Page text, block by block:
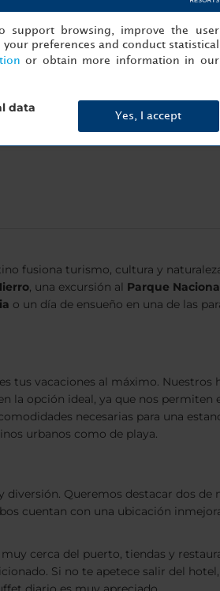
fusiona turismo, cultura y
, una excursión al Parque
o un día de ensueño en una de las
tus vacaciones al máximo. Nuestros
la opción ideal, ya que nos
necesarias para una
urbanos como de playa.
diversión. Queremos destacar dos de
cuentan con una ubicación
cerca del puerto, tiendas y
Si no te apetece salir del
support browsing, improve the user
preferences and conduct statistical
or obtain more information in our
data
Yes, I accept